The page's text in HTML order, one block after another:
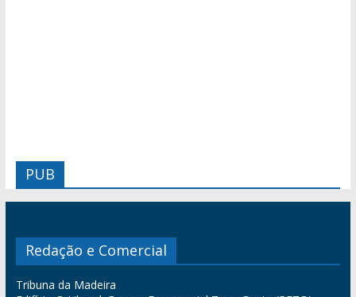
PUB
Redação e Comercial
Tribuna da Madeira